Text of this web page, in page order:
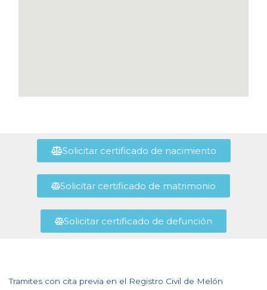
Solicitar certificado de nacimiento
Solicitar certificado de matrimonio
Solicitar certificado de defunción
Tramites con cita previa en el Registro Civil de Melón